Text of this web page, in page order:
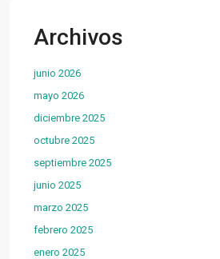
Archivos
junio 2026
mayo 2026
diciembre 2025
octubre 2025
septiembre 2025
junio 2025
marzo 2025
febrero 2025
enero 2025